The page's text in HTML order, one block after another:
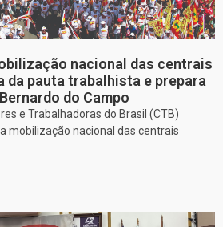
nacional das centrais
da pauta trabalhista e prepara
do Campo
e Trabalhadoras do Brasil (CTB)
mobilização nacional das centrais